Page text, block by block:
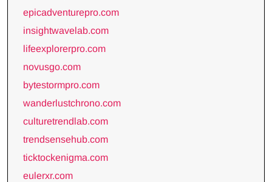
epicadventurepro.com
insightwavelab.com
lifeexplorerpro.com
novusgo.com
bytestormpro.com
wanderlustchrono.com
culturetrendlab.com
trendsensehub.com
ticktockenigma.com
eulerxr.com